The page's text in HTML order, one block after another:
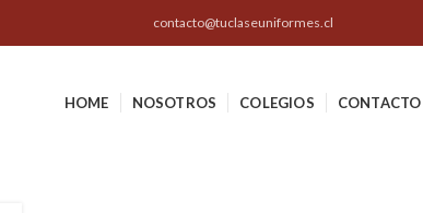
contacto@tuclaseuniformes.cl
HOME NOSOTROS COLEGIOS CONTACTO